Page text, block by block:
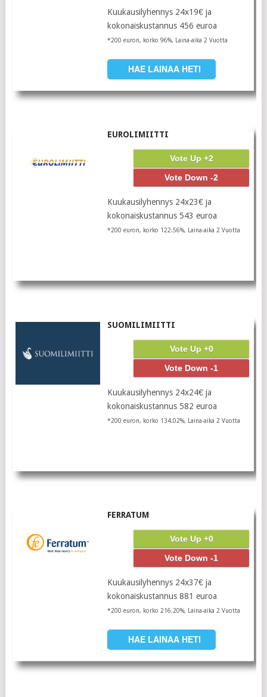
Kuukausilyhennys 24x19€ ja
kokonaiskustannus 456 euroa
*200 euron, korko 96%, Laina-aika 2 Vuotta
HAE LAINAA HETI
EUROLIMIITTI
Vote Up +2
Vote Down -2
Kuukausilyhennys 24x23€ ja
kokonaiskustannus 543 euroa
*200 euron, korko 122.56%, Laina-aika 2 Vuotta
SUOMILIMIITTI
Vote Up +0
Vote Down -1
Kuukausilyhennys 24x24€ ja
kokonaiskustannus 582 euroa
*200 euron, korko 134.02%, Laina-aika 2 Vuotta
FERRATUM
Vote Up +0
Vote Down -1
Kuukausilyhennys 24x37€ ja
kokonaiskustannus 881 euroa
*200 euron, korko 216.20%, Laina-aika 2 Vuotta
HAE LAINAA HETI